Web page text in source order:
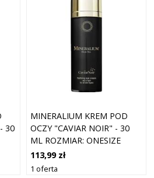
30
MINERALIUM KREM POD
OCZY "CAVIAR NOIR" - 30
ML ROZMIAR: ONESIZE
113,99 zł
1 oferta